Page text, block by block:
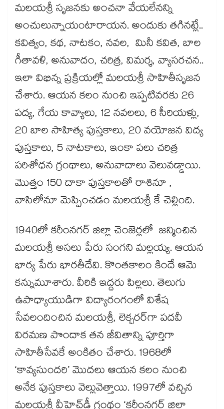
మలయశ్రీ సృజనకు అంచనా వేయలేనన్ని
అంచులున్నాయంటారాయన. అందుకు తగినట్లే..
కవిత్వం, కథ, నాటకం, నవల, మినీ కవిత, బాల
గీతావళి, అనువాదం, చరిత్ర, విమర్శ, వ్యాసరచన..
ఇలా విభిన్న ప్రక్రియల్లో మలయశ్రీ సాహితీసృజన
చేశారు. ఆయన కలం నుంచి ఇప్పటివరకు 26
పద్య, గేయ కావ్యాలు, 12 నవలలు, 6 సీరియళ్లు,
20 బాల సాహిత్య పుస్తకాలు, 20 వయోజన విద్య
పుస్తకాలు, 5 నాటకాలు, ఇంకా పలు చరిత్ర
పరిశోధన గ్రంథాలు, అనువాదాలు వెలువడ్డాయి.
మొత్తం 150 దాకా పుస్తకాలతో రాశినూ ,
వాసిలోనూ మెప్పించడం మలయశ్రీ కే చెల్లింది.
1940లో కరీంనగర్ జిల్లా చెంజెర్లలో జన్మించిన
మలయశ్రీ అసలు పేరు సంగని మల్లయ్య. ఆయన
భార్య పేరు భారతీదేవి. కొంతకాలం కిందే ఆమె
కన్నుమూశారు. వీరికి ఇద్దరు పిల్లలు. తెలుగు
ఉపాధ్యాయుడిగా విద్యారంగంలో విశేష
సేవలందించిన మలయశ్రీ, లెక్చరర్​గా పదవీ
విరమణ పొందాక తన జీవితాన్ని పూర్తిగా
సాహితీసేవకే అంకితం చేశారు. 1968లో
‘కావ్యసుందరి’ మొదలు ఆయన కలం నుంచి
అనేక పుస్తకాలు వెల్లువెత్తాయి. 1997లో వచ్చిన